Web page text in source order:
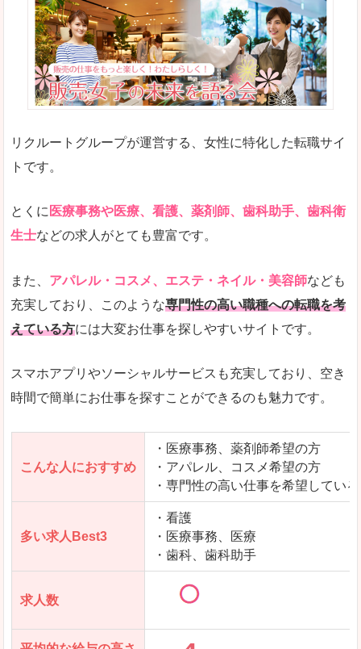
リクルートグループが運営する、女性に特化した転職サイ
トです。
とくに 医療事務や医療、看護、薬剤師、歯科助手、歯科衛
生士などの求人がとても豊富です。
また、 アパレル・コスメ、エステ・ネイル・美容師なども
充実しており、このような専門性の高い職種への転職を考
えている方には大変お仕事を探しやすいサイトです。
スマホアプリやソーシャルサービスも充実しており、空き
時間で簡単にお仕事を探すことができるのも魅力です。
こんな人におすすめ
・医療事務、薬剤師希望の方
・アパレル、コスメ希望の方
・専門性の高い仕事を希望してい
多い求人Best3
・看護
・医療事務、医療
・歯科、歯科助手
求人数